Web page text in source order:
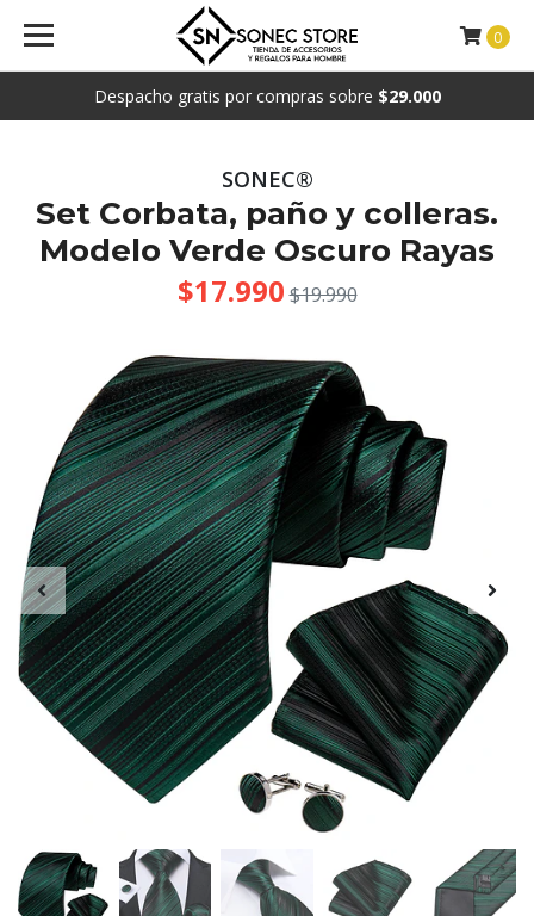
Despacho gratis por compras sobre $29.000
0
SONEC®
Set Corbata, paño y colleras.
Modelo Verde Oscuro Rayas
$17.990 $19.990